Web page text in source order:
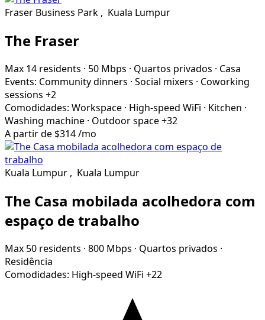
Fraser Business Park , Kuala Lumpur
The Fraser
Max 14 residents · 50 Mbps · Quartos privados · Casa
Events: Community dinners · Social mixers · Coworking
sessions +2
Comodidades: Workspace · High-speed WiFi · Kitchen ·
Washing machine · Outdoor space+32
A partir de $314/mo
Kuala Lumpur , Kuala Lumpur
The Casa mobilada acolhedora com
espaço de trabalho
Max 50 residents · 800 Mbps · Quartos privados ·
Residência
Comodidades: High-speed WiFi +22